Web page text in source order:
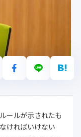
ールが示されたも
ければいけない